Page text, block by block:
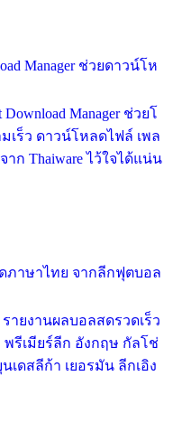
Manager ช่วยดาวน์โห
Manager ช่วยโ
เร็ว ดาวน์โหลดไฟล์ เพล
ก Thaiware ไว้ใจได้แน่น
ดภาษาไทย จากลีกฟุตบอล
ายงานผลบอลสดรวดเร็ว
รีเมียร์ลีก อังกฤษ กัลโช่
เดสลีก้า เยอรมัน ลีกเอิง